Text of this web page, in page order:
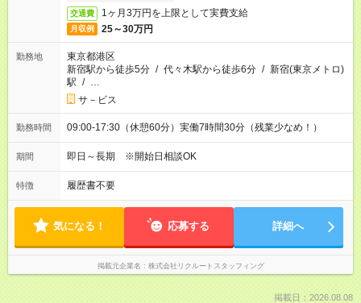
交通費 1ヶ月3万円を上限として実費支給
月収例 25～30万円
勤務地
東京都港区
新宿駅から徒歩5分 / 代々木駅から徒歩6分 / 新宿(東京メトロ)
駅 / …
サ－ビス
勤務時間 09:00-17:30（休憩60分）実働7時間30分（残業少なめ！）
期間 即日～長期 ※開始日相談OK
特徴 履歴書不要
気になる！ 応募する 詳細へ
掲載元企業名 株式会社リクルートスタッフィング
掲載日：2026.08.08